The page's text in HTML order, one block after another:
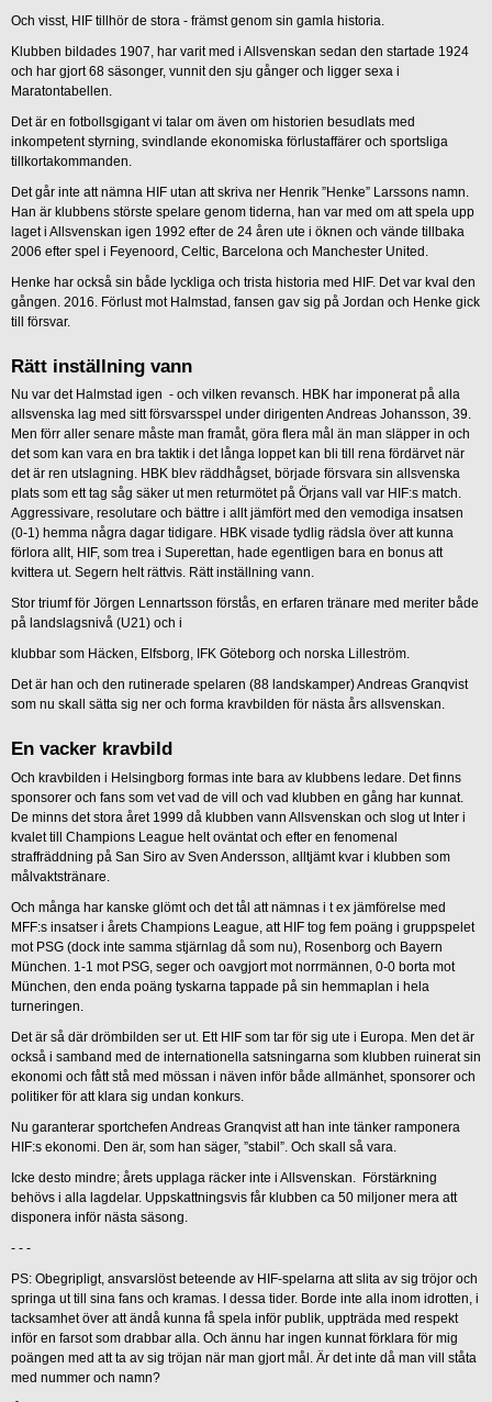
Och visst, HIF tillhör de stora - främst genom sin gamla historia.
Klubben bildades 1907, har varit med i Allsvenskan sedan den startade 1924
och har gjort 68 säsonger, vunnit den sju gånger och ligger sexa i
Maratontabellen.
Det är en fotbollsgigant vi talar om även om historien besudlats med
inkompetent styrning, svindlande ekonomiska förlustaffärer och sportsliga
tillkortakommanden.
Det går inte att nämna HIF utan att skriva ner Henrik ”Henke” Larssons namn.
Han är klubbens störste spelare genom tiderna, han var med om att spela upp
laget i Allsvenskan igen 1992 efter de 24 åren ute i öknen och vände tillbaka
2006 efter spel i Feyenoord, Celtic, Barcelona och Manchester United.
Henke har också sin både lyckliga och trista historia med HIF. Det var kval den
gången. 2016. Förlust mot Halmstad, fansen gav sig på Jordan och Henke gick
till försvar.
Rätt inställning vann
Nu var det Halmstad igen - och vilken revansch. HBK har imponerat på alla
allsvenska lag med sitt försvarsspel under dirigenten Andreas Johansson, 39.
Men förr aller senare måste man framåt, göra flera mål än man släpper in och
det som kan vara en bra taktik i det långa loppet kan bli till rena fördärvet när
det är ren utslagning. HBK blev räddhågset, började försvara sin allsvenska
plats som ett tag såg säker ut men returmötet på Örjans vall var HIF:s match.
Aggressivare, resolutare och bättre i allt jämfört med den vemodiga insatsen
(0-1) hemma några dagar tidigare. HBK visade tydlig rädsla över att kunna
förlora allt, HIF, som trea i Superettan, hade egentligen bara en bonus att
kvittera ut. Segern helt rättvis. Rätt inställning vann.
Stor triumf för Jörgen Lennartsson förstås, en erfaren tränare med meriter både
på landslagsnivå (U21) och i
klubbar som Häcken, Elfsborg, IFK Göteborg och norska Lilleström.
Det är han och den rutinerade spelaren (88 landskamper) Andreas Granqvist
som nu skall sätta sig ner och forma kravbilden för nästa års allsvenskan.
En vacker kravbild
Och kravbilden i Helsingborg formas inte bara av klubbens ledare. Det finns
sponsorer och fans som vet vad de vill och vad klubben en gång har kunnat.
De minns det stora året 1999 då klubben vann Allsvenskan och slog ut Inter i
kvalet till Champions League helt oväntat och efter en fenomenal
straffräddning på San Siro av Sven Andersson, alltjämt kvar i klubben som
målvaktstränare.
Och många har kanske glömt och det tål att nämnas i t ex jämförelse med
MFF:s insatser i årets Champions League, att HIF tog fem poäng i gruppspelet
mot PSG (dock inte samma stjärnlag då som nu), Rosenborg och Bayern
München. 1-1 mot PSG, seger och oavgjort mot norrmännen, 0-0 borta mot
München, den enda poäng tyskarna tappade på sin hemmaplan i hela
turneringen.
Det är så där drömbilden ser ut. Ett HIF som tar för sig ute i Europa. Men det är
också i samband med de internationella satsningarna som klubben ruinerat sin
ekonomi och fått stå med mössan i näven inför både allmänhet, sponsorer och
politiker för att klara sig undan konkurs.
Nu garanterar sportchefen Andreas Granqvist att han inte tänker ramponera
HIF:s ekonomi. Den är, som han säger, ”stabil”. Och skall så vara.
Icke desto mindre; årets upplaga räcker inte i Allsvenskan. Förstärkning
behövs i alla lagdelar. Uppskattningsvis får klubben ca 50 miljoner mera att
disponera inför nästa säsong.
- - -
PS: Obegripligt, ansvarslöst beteende av HIF-spelarna att slita av sig tröjor och
springa ut till sina fans och kramas. I dessa tider. Borde inte alla inom idrotten, i
tacksamhet över att ändå kunna få spela inför publik, uppträda med respekt
inför en farsot som drabbar alla. Och ännu har ingen kunnat förklara för mig
poängen med att ta av sig tröjan när man gjort mål. Är det inte då man vill ståta
med nummer och namn?